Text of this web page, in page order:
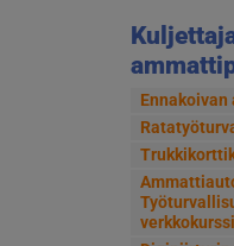
Ennakoivan
verkkokurssi